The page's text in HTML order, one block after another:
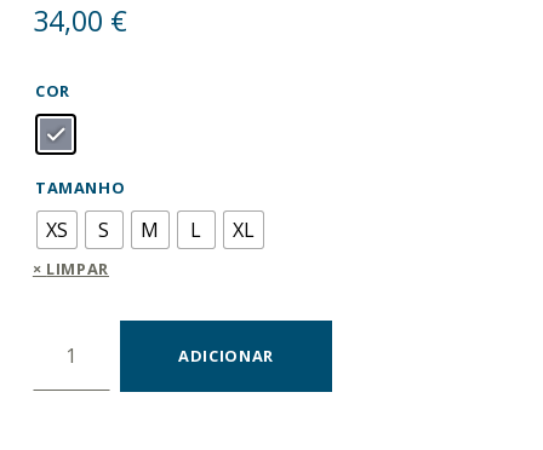
34,00 €
COR
TAMANHO
XS S M L XL
LIMPAR
ADICIONAR